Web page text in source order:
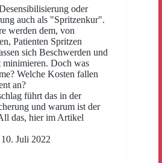
oder
auch als "Spritzenkur".
werden dem, von
Patienten Spritzen
sich Beschwerden und
Doch was
Welche Kosten fallen
an?
führt das in der
und warum ist der
das, hier im Artikel
10. Juli 2022